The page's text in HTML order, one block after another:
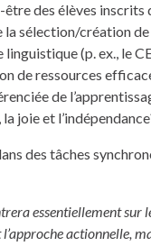
des élèves inscrits
sélection/création
(p. ex., le
de ressources
de
joie et
des tâches
essentiellement sur
actionnelle,